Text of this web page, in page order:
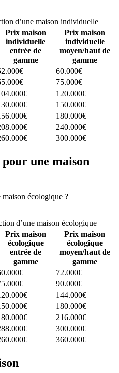
d’une maison individuelle
Prix maison
individuelle
entrée de
gamme
Prix maison
individuelle
moyen/haut de
gamme
60.000€
75.000€
120.000€
150.000€
180.000€
240.000€
300.000€
une maison
écologique ?
d’une maison écologique
Prix maison
écologique
entrée de
gamme
Prix maison
écologique
moyen/haut de
gamme
72.000€
90.000€
144.000€
180.000€
216.000€
300.000€
360.000€